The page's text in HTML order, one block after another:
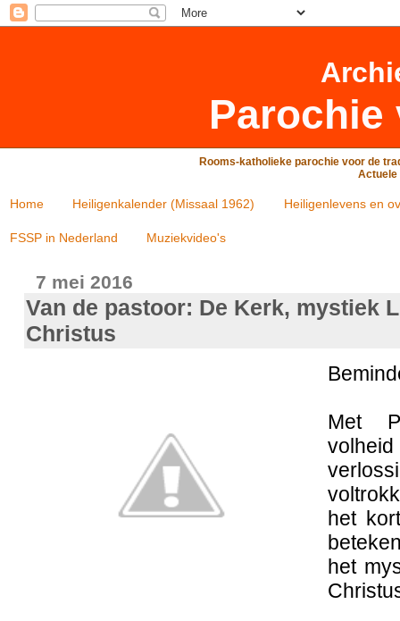
Parochie
Rooms-katholieke parochie voor de
Actuele
Home Heiligenkalender (Missaal 1962) Heiligenlevens en
FSSP in Nederland Muziekvideo's
7 mei 2016
Van de pastoor: De Kerk, mystiek
Christus
Met
het
het